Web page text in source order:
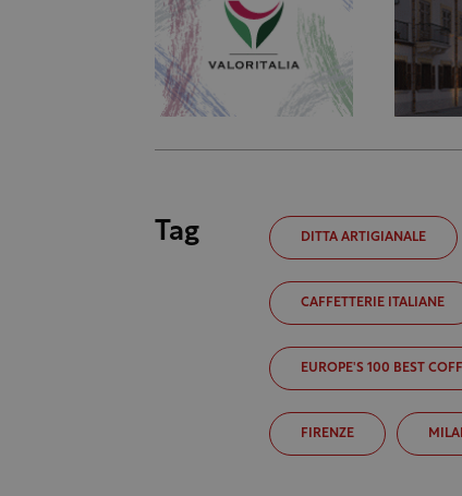
Tag DITTA ARTIGIANALE
CAFFETTERIE ITALIANE
EUROPE'S 100 BEST
FIRENZE